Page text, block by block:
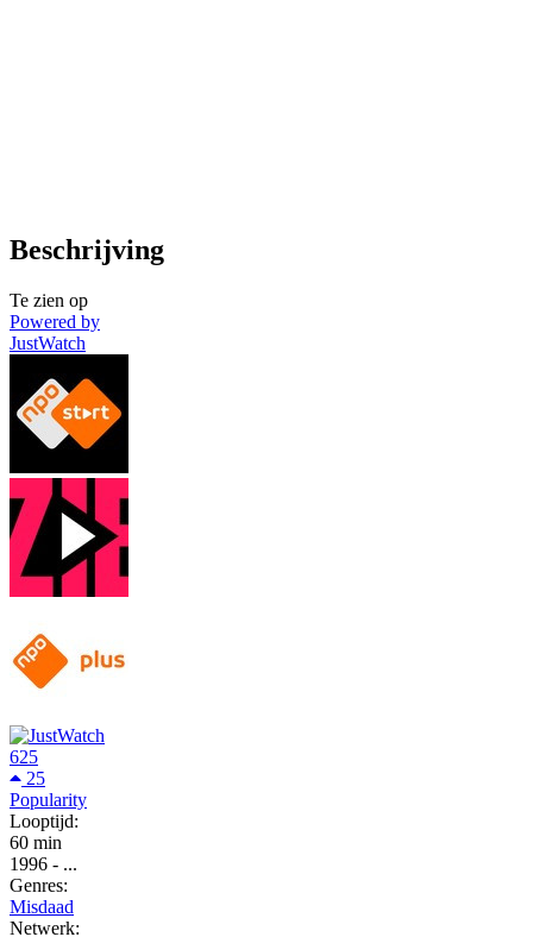
Beschrijving
Te zien op
Powered by
JustWatch
625
25
Popularity
Looptijd:
60 min
1996 - ...
Genres:
Misdaad
Netwerk: